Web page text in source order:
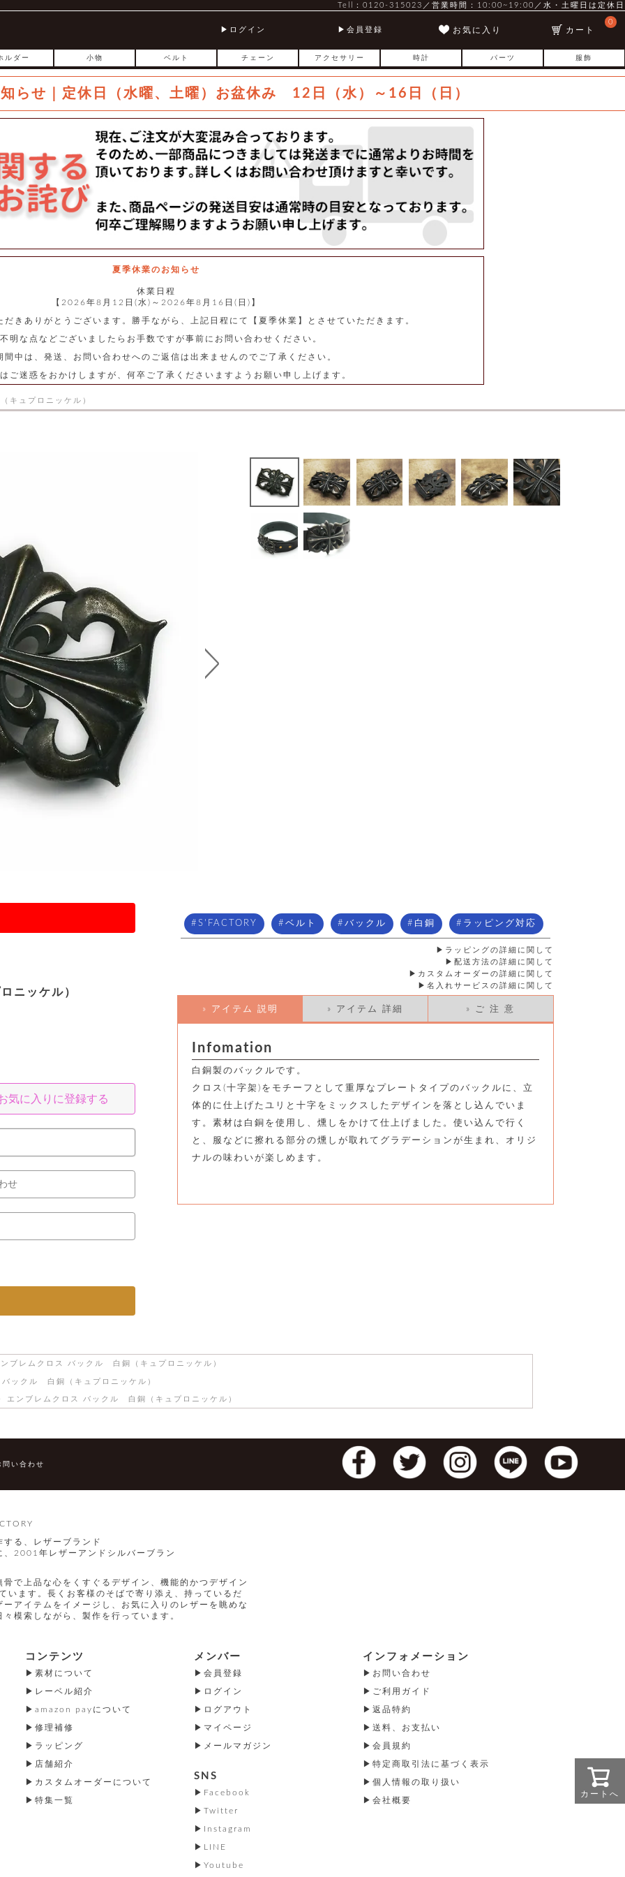
Tell：0120-315023／営業時間：10:00~19:00／水・土曜日は定休日
ログイン 会員登録 お気に入り
0
カート
ルダー 小物 ベルト チェーン アクセサリー 時計 パーツ 服飾
らせ｜定休日（水曜、土曜）お盆休み 12日（水）～16日（日）
夏季休業のお知らせ
休業日程
【2026年8月12日(水)～2026年8月16日(日)】
だきありがとうございます。勝手ながら、上記日程にて【夏季休業】とさせていただきます。
明な点などございましたらお手数ですが事前にお問い合わせください。
間中は、発送、お問い合わせへのご返信は出来ませんのでご了承ください。
ご迷惑をおかけしますが、何卒ご了承くださいますようお願い申し上げます。
キュプロニッケル）
ニッケル）
気に入りに登録する
せ
S'FACTORY ベルト バックル 白銅 ラッピング対応
ラッピングの詳細に関して
配送方法の詳細に関して
カスタムオーダーの詳細に関して
名入れサービスの詳細に関して
» アイテム 説明 » アイテム 詳細 » ご 注 意
Infomation
白銅製のバックルです。
クロス(十字架)をモチーフとして重厚なプレートタイプのバックルに、立
体的に仕上げたユリと十字をミックスしたデザインを落とし込んでいま
す。素材は白銅を使用し、燻しをかけて仕上げました。使い込んで行く
と、服などに擦れる部分の燻しが取れてグラデーションが生まれ、オリジ
ナルの味わいが楽しめます。
ブレムクロス バックル 白銅（キュプロニッケル）
ックル 白銅（キュプロニッケル）
エンブレムクロス バックル 白銅（キュプロニッケル）
カートへ
問い合わせ
る、レザーブランド
2001年レザーアンドシルバーブラン
で上品な心をくすぐるデザイン、機能的かつデザイン
います。長くお客様のそばで寄り添え、持っているだ
アイテムをイメージし、お気に入りのレザーを眺めな
模索しながら、製作を行っています。
コンテンツ
素材について
レーベル紹介
amazon payについて
修理補修
ラッピング
店舗紹介
カスタムオーダーについて
特集一覧
メンバー
会員登録
ログイン
ログアウト
マイページ
メールマガジン
SNS
Facebook
Twitter
Instagram
LINE
Youtube
インフォメーション
お問い合わせ
ご利用ガイド
返品特約
送料、お支払い
会員規約
特定商取引法に基づく表示
個人情報の取り扱い
会社概要